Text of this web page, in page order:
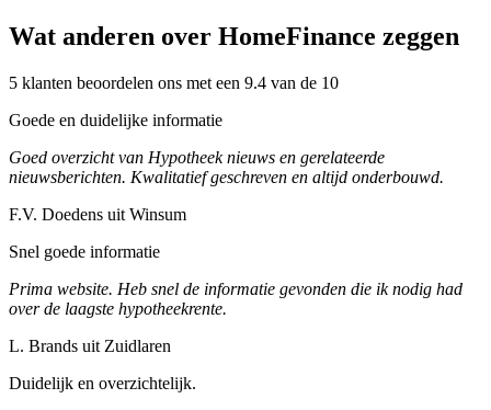
Wat anderen over HomeFinance zeggen
5 klanten beoordelen ons met een 9.4 van de 10
Goede en duidelijke informatie
Goed overzicht van Hypotheek nieuws en gerelateerde
nieuwsberichten. Kwalitatief geschreven en altijd onderbouwd.
F.V. Doedens uit Winsum
Snel goede informatie
Prima website. Heb snel de informatie gevonden die ik nodig had
over de laagste hypotheekrente.
L. Brands uit Zuidlaren
Duidelijk en overzichtelijk.